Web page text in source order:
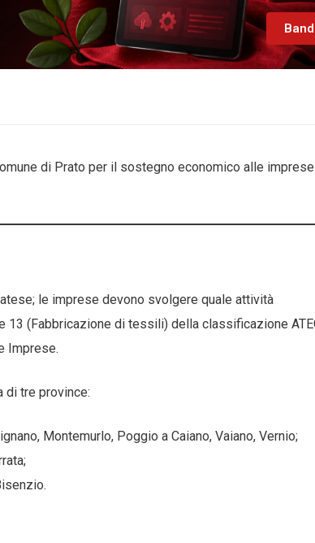
di Prato per il sostegno economico alle
le imprese devono svolgere quale attività
13 (Fabbricazione di tessili) della classificazione
Imprese.
di tre province:
Montemurlo, Poggio a Caiano, Vaiano, Vernio;